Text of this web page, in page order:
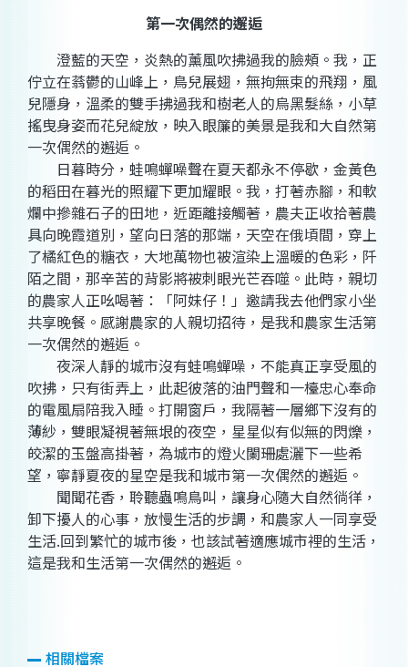
第一次偶然的邂逅
澄藍的天空，炎熱的薰風吹拂過我的臉頰。我，正
佇立在蓊鬱的山峰上，鳥兒展翅，無拘無束的飛翔，風
兒隱身，溫柔的雙手拂過我和樹老人的烏黑髮絲，小草
搖曳身姿而花兒綻放，映入眼簾的美景是我和大自然第
一次偶然的邂逅。
日暮時分，蛙鳴蟬噪聲在夏天都永不停歇，金黃色
的稻田在暮光的照耀下更加耀眼。我，打著赤腳，和軟
爛中摻雜石子的田地，近距離接觸著，農夫正收拾著農
具向晚霞道別，望向日落的那端，天空在俄頃間，穿上
了橘紅色的糖衣，大地萬物也被渲染上溫暖的色彩，阡
陌之間，那辛苦的背影將被刺眼光芒吞噬。此時，親切
的農家人正吆喝著：「阿妹仔！」邀請我去他們家小坐
共享晚餐。感謝農家的人親切招待，是我和農家生活第
一次偶然的邂逅。
夜深人靜的城市沒有蛙鳴蟬噪，不能真正享受風的
吹拂，只有街弄上，此起彼落的油門聲和一檯忠心奉命
的電風扇陪我入睡。打開窗戶，我隔著一層鄉下沒有的
薄紗，雙眼凝視著無垠的夜空，星星似有似無的閃爍，
皎潔的玉盤高掛著，為城市的燈火闌珊處灑下一些希
望，寧靜夏夜的星空是我和城市第一次偶然的邂逅。
聞聞花香，聆聽蟲鳴鳥叫，讓身心隨大自然徜徉，
卸下擾人的心事，放慢生活的步調，和農家人一同享受
生活.回到繁忙的城市後，也該試著適應城市裡的生活，
這是我和生活第一次偶然的邂逅。
相關檔案